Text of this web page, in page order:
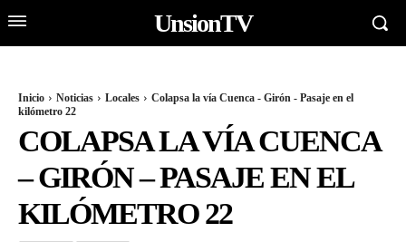
UnsionTV
Inicio Noticias Locales
Colapsa la vía Cuenca - Girón - Pasaje en el
kilómetro 22
COLAPSA LA VÍA CUENCA
– GIRÓN – PASAJE EN EL
KILÓMETRO 22